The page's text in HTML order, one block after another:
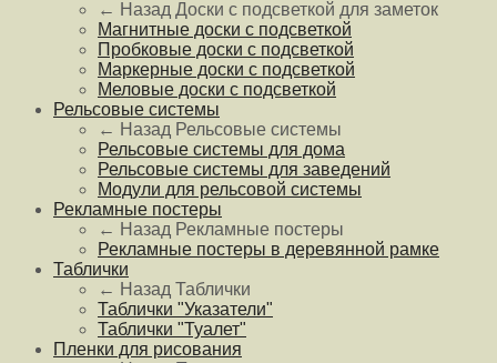
← Назад Доски с подсветкой для заметок
Магнитные доски с подсветкой
Пробковые доски с подсветкой
Маркерные доски с подсветкой
Меловые доски с подсветкой
Рельсовые системы
← Назад Рельсовые системы
Рельсовые системы для дома
Рельсовые системы для заведений
Модули для рельсовой системы
Рекламные постеры
← Назад Рекламные постеры
Рекламные постеры в деревянной рамке
Таблички
← Назад Таблички
Таблички "Указатели"
Таблички "Туалет"
Пленки для рисования